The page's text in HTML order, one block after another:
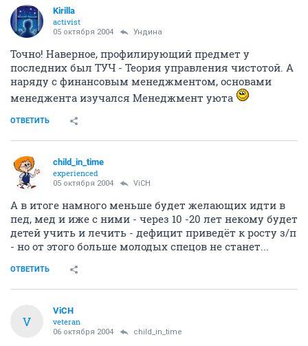
Kirilla
activist
05 октября 2004 Ундина
Точно! Наверное, профилирующий предмет у
последних был ТУЧ - Теория управления чистотой. А
наряду с финансовым менеджментом, основами
менеджента изучался Менеджмент уюта
ОТВЕТИТЬ
child_in_time
experienced
05 октября 2004 ViCH
А в итоге намного меньше будет желающих идти в
пед, мед и иже с ними - через 10 -20 лет некому будет
детей учить и лечить - дефицит приведёт к росту з/п
- но от этого больше молодых спецов не станет...
ОТВЕТИТЬ
V
ViCH
veteran
06 октября 2004 child_in_time